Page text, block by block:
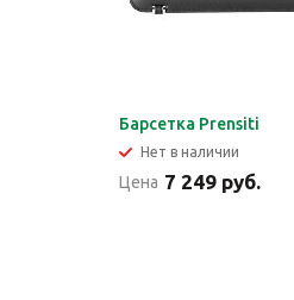
Барсетка Prensiti
Нет в наличии
Цена 7 249 руб.